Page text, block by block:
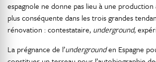
espagnole ne donne pas lieu à une
plus conséquente dans les trois grandes
rénovation : contestataire, underground,
La prégnance de l’undergrounden Espagne